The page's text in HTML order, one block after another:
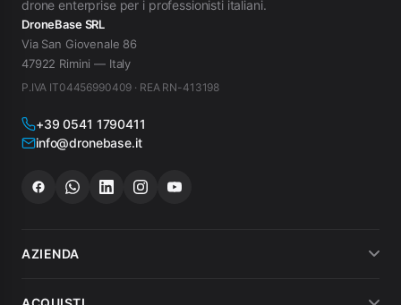
drone enterprise per i professionisti italiani.
DroneBase SRL
Via San Giovenale 86
47922 Rimini — Italy
P.IVA IT04456990409 · REA RN-413198
+39 0541 1790411
info@dronebase.it
AZIENDA
Chi siamo